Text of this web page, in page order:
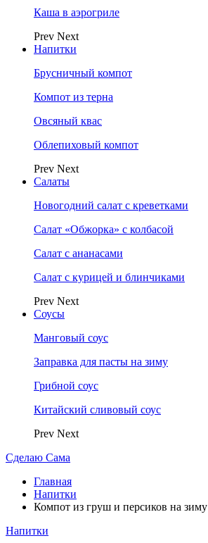
Каша в аэрогриле
Prev Next
Напитки
Брусничный компот
Компот из терна
Овсяный квас
Облепиховый компот
Prev Next
Салаты
Новогодний салат с креветками
Салат «Обжорка» с колбасой
Салат с ананасами
Салат с курицей и блинчиками
Prev Next
Соусы
Манговый соус
Заправка для пасты на зиму
Грибной соус
Китайский сливовый соус
Prev Next
Сделаю Сама
Главная
Напитки
Компот из груш и персиков на зиму
Напитки